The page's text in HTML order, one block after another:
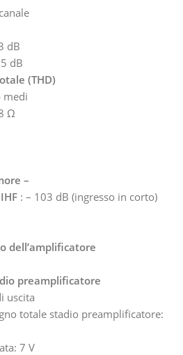
dB
dB
(THD)
medi
Ω
–
: – 103 dB (ingresso in corto)
dell’amplificatore
preamplificatore
uscita
totale stadio preamplificatore:
7 V